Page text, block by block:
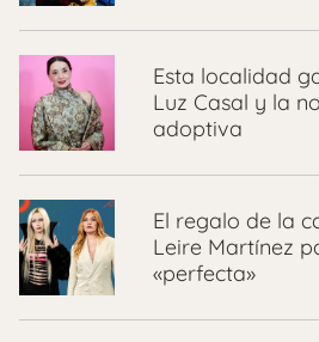
Esta localidad
Luz Casal y la
adoptiva
El regalo de la
Leire Martínez
«perfecta»